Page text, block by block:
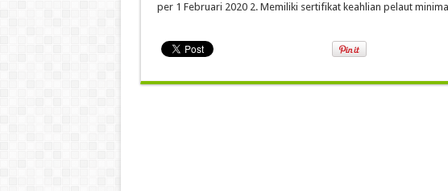
per 1 Februari 2020 2. Memiliki sertifikat keahlian pelaut